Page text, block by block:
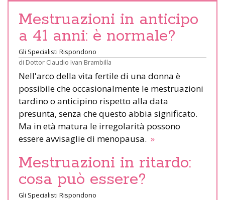
Mestruazioni in anticipo
a 41 anni: è normale?
Gli Specialisti Rispondono
di Dottor Claudio Ivan Brambilla
Nell'arco della vita fertile di una donna è
possibile che occasionalmente le mestruazioni
tardino o anticipino rispetto alla data
presunta, senza che questo abbia significato.
Ma in età matura le irregolarità possono
essere avvisaglie di menopausa. »
Mestruazioni in ritardo:
cosa può essere?
Gli Specialisti Rispondono